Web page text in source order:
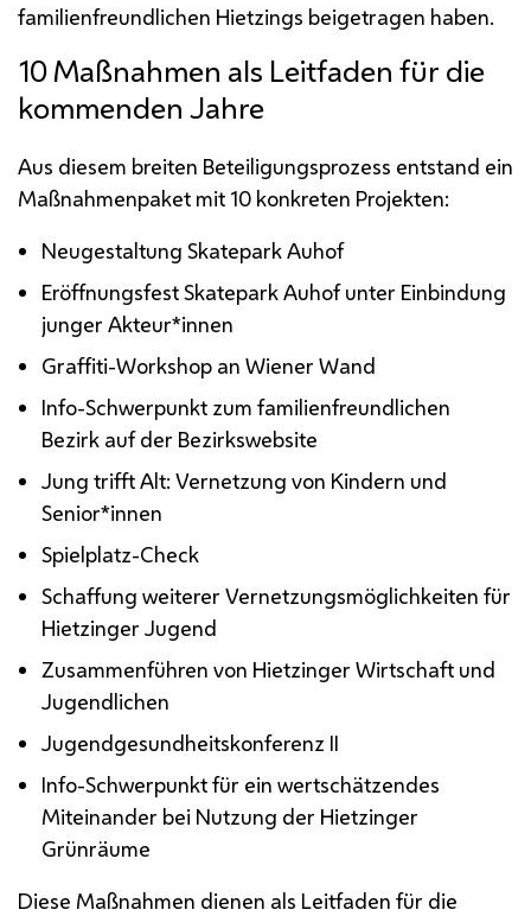
familienfreundlichen Hietzings beigetragen haben.
10 Maßnahmen als Leitfaden für die
kommenden Jahre
Aus diesem breiten Beteiligungsprozess entstand ein
Maßnahmenpaket mit 10 konkreten Projekten:
Neugestaltung Skatepark Auhof
Eröffnungsfest Skatepark Auhof unter Einbindung
junger Akteur*innen
Graffiti-Workshop an Wiener Wand
Info-Schwerpunkt zum familienfreundlichen
Bezirk auf der Bezirkswebsite
Jung trifft Alt: Vernetzung von Kindern und
Senior*innen
Spielplatz-Check
Schaffung weiterer Vernetzungsmöglichkeiten für
Hietzinger Jugend
Zusammenführen von Hietzinger Wirtschaft und
Jugendlichen
Jugendgesundheitskonferenz II
Info-Schwerpunkt für ein wertschätzendes
Miteinander bei Nutzung der Hietzinger
Grünräume
Diese Maßnahmen dienen als Leitfaden für die